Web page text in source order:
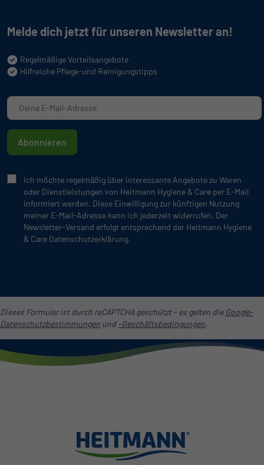
Melde dich jetzt für unseren Newsletter an!
Regelmäßige Vorteilsangebote
Hilfreiche Pflege-und Reinigungstipps
Abonnieren
Ich möchte regelmäßig über interessante Angebote zu Waren
oder Dienstleistungen von Heitmann Hygiene & Care per E-Mail
informiert werden. Diese Einwilligung zur künftigen Nutzung
meiner E-Mail-Adresse kann ich jederzeit widerrufen. Der
Newsletter-Versand erfolgt entsprechend der Heitmann Hygiene
& Care Datenschutzerklärung.
Dieses Formular ist durch reCAPTCHA geschützt - es gelten die Google-
Datenschutzbestimmungen und -Geschäftsbedingungen.